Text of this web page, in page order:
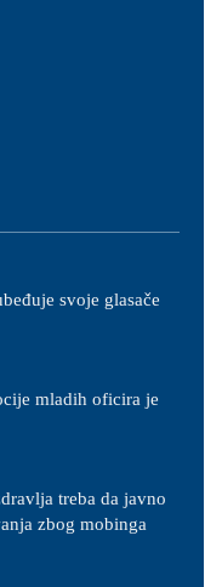
svoje glasače
mladih oficira je
treba da javno
zbog mobinga